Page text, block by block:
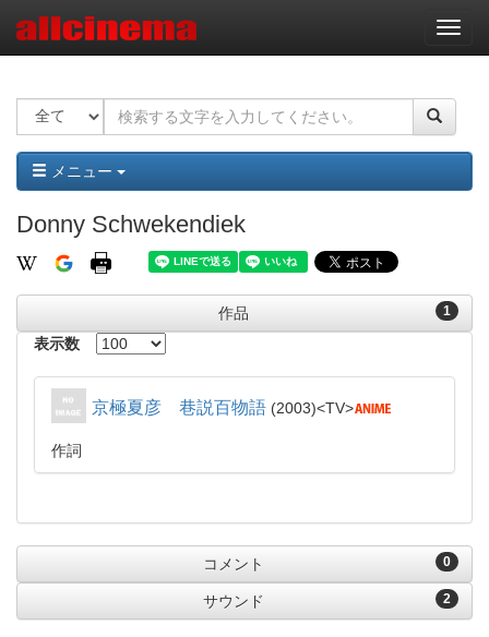
ナ
ビ
ー
ョ
ン
メニュー
Donny Schwekendiek
1
作品
表示数
京極夏彦 巷説百物語 2003 TV
作詞
0
コメント
2
サウンド